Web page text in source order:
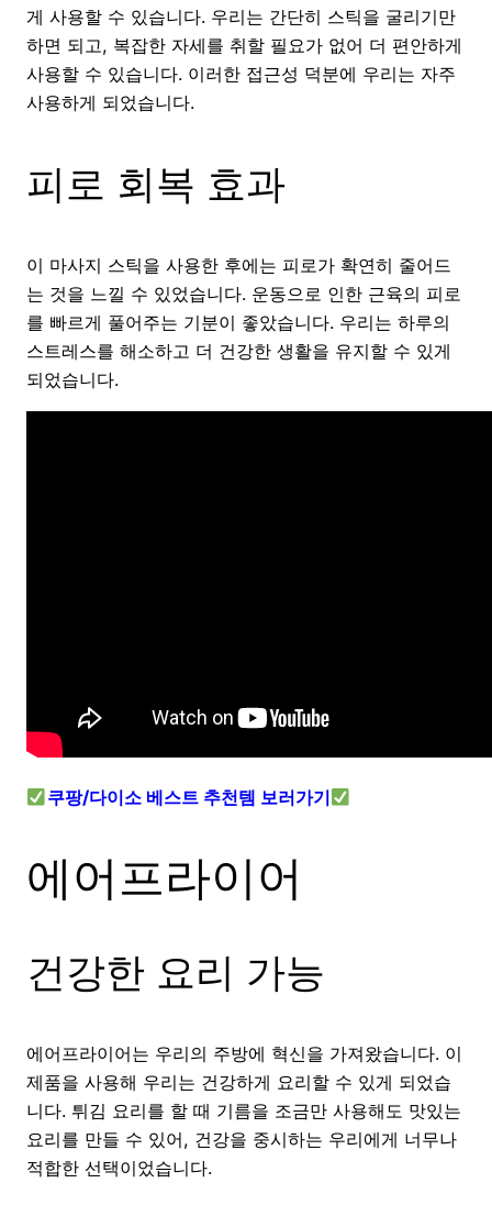
게 사용할 수 있습니다. 우리는 간단히 스틱을 굴리기만
하면 되고, 복잡한 자세를 취할 필요가 없어 더 편안하게
사용할 수 있습니다. 이러한 접근성 덕분에 우리는 자주
사용하게 되었습니다.
피로 회복 효과
이 마사지 스틱을 사용한 후에는 피로가 확연히 줄어드
는 것을 느낄 수 있었습니다. 운동으로 인한 근육의 피로
를 빠르게 풀어주는 기분이 좋았습니다. 우리는 하루의
스트레스를 해소하고 더 건강한 생활을 유지할 수 있게
되었습니다.
쿠팡/다이소 베스트 추천템 보러가기
에어프라이어
건강한 요리 가능
에어프라이어는 우리의 주방에 혁신을 가져왔습니다. 이
제품을 사용해 우리는 건강하게 요리할 수 있게 되었습
니다. 튀김 요리를 할 때 기름을 조금만 사용해도 맛있는
요리를 만들 수 있어, 건강을 중시하는 우리에게 너무나
적합한 선택이었습니다.